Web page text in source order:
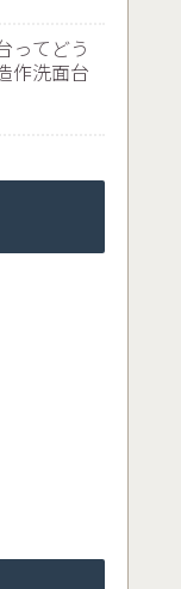
ってどう
作洗面台